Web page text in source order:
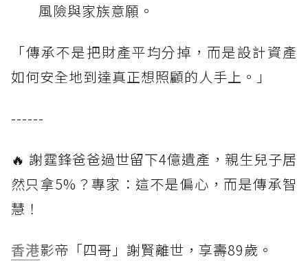
風險與家族意願。
「傳承不是把財產平均分掉，而是設計資產
如何安全地到達真正想照顧的人手上。」
------
🔥 謝霆鋒爸爸過世留下4億遺產，親生兒子居
然只拿5%？專家：這不是偏心，而是傳承智
慧！
香港影帝「四哥」謝賢離世，享壽89歲。